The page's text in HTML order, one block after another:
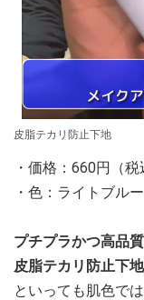
皮脂テカリ防止下地
・価格：660円（税
・色：ライトブルー
プチプラかつ高品
皮脂テカリ防止下
といっても肌色で